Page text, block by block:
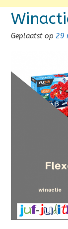
Geplaatst op 29